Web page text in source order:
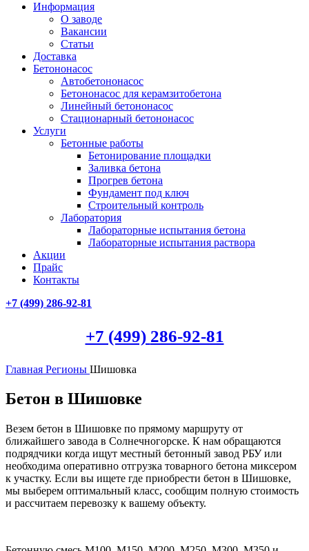
Информация
О заводе
Вакансии
Статьи
Доставка
Бетононасос
Автобетононасос
Бетононасос для керамзитобетона
Линейный бетононасос
Стационарный бетононасос
Услуги
Бетонные работы
Бетонирование площадки
Заливка бетона
Прогрев бетона
Фундамент под ключ
Строительный контроль
Лаборатория
Лабораторные испытания бетона
Лабораторные испытания раствора
Акции
Прайс
Контакты
+7 (499) 286-92-81
+7 (499) 286-92-81
Главная Регионы Шишовка
Бетон в Шишовке
Везем бетон в Шишовке по прямому маршруту от
ближайшего завода в Солнечногорске. К нам обращаются
подрядчики когда ищут местный бетонный завод РБУ или
необходима оперативно отгрузка товарного бетона миксером
к участку. Если вы ищете где приобрести бетон в Шишовке,
мы выберем оптимальный класс, сообщим полную стоимость
и рассчитаем перевозку к вашему объекту.